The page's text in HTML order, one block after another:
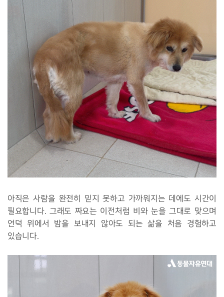
아직은 사람을 완전히 믿지 못하고 가까워지는 데에도 시간이
필요합니다. 그래도 짜요는 이전처럼 비와 눈을 그대로 맞으며
언덕 위에서 밤을 보내지 않아도 되는 삶을 처음 경험하고
있습니다.